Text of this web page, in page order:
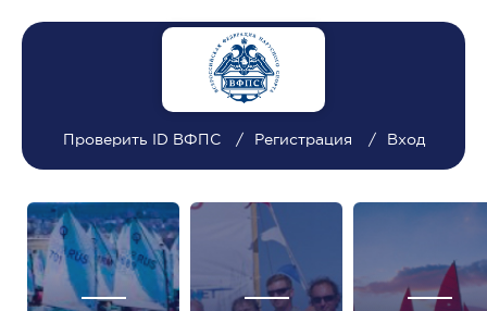
Проверить ID ВФПС Регистрация Вход